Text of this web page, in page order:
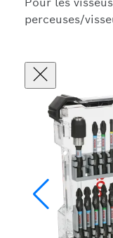
perceuses/